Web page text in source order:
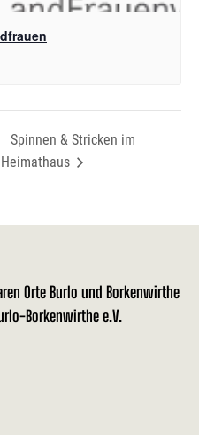
Spinnen & Stricken im
Heimathaus
Orte Burlo und Borkenwirthe
Borkenwirthe e.V.